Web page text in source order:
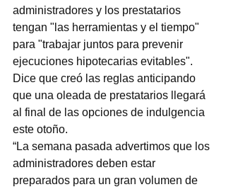
administradores y los prestatarios
tengan "las herramientas y el tiempo"
para "trabajar juntos para prevenir
ejecuciones hipotecarias evitables".
Dice que creó las reglas anticipando
que una oleada de prestatarios llegará
al final de las opciones de indulgencia
este otoño.
“La semana pasada advertimos que los
administradores deben estar
preparados para un gran volumen de